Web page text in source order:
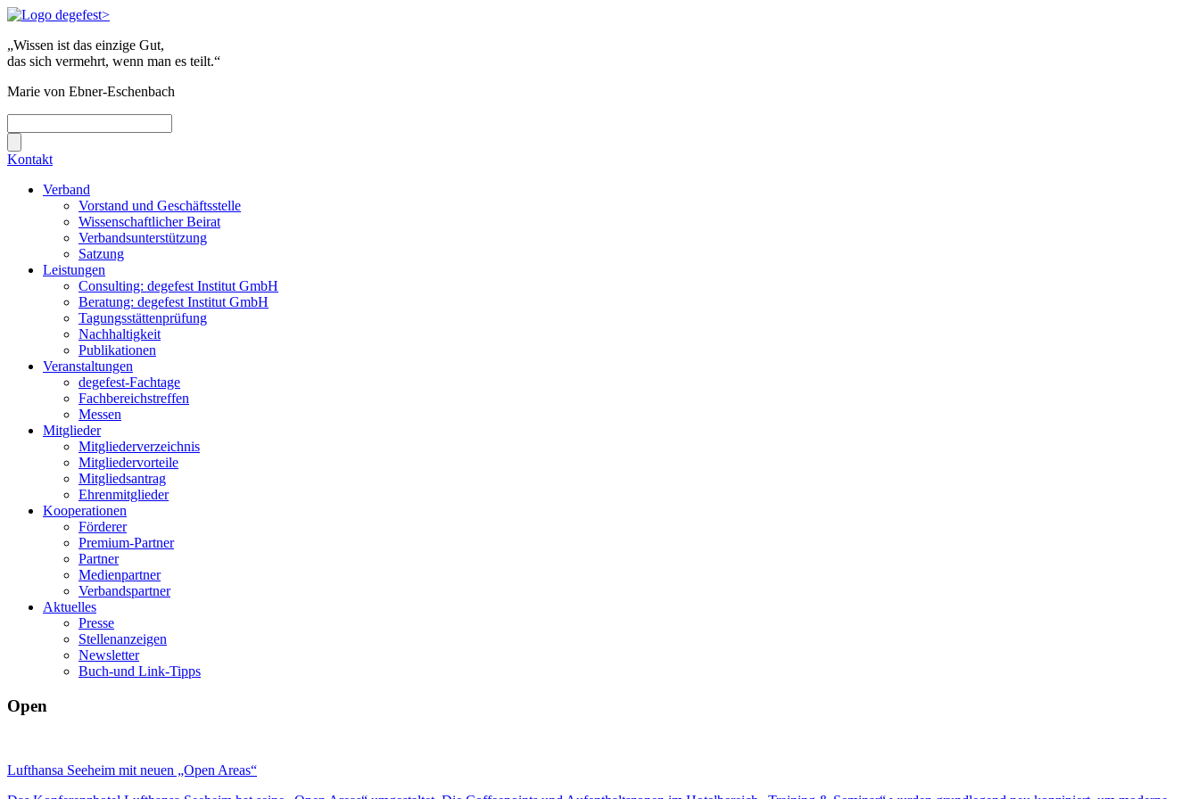
„Wissen ist das einzige Gut,
das sich vermehrt, wenn man es teilt.“
Marie von Ebner-Eschenbach
Kontakt
Verband
Vorstand und Geschäftsstelle
Wissenschaftlicher Beirat
Verbandsunterstützung
Satzung
Leistungen
Consulting: degefest Institut GmbH
Beratung: degefest Institut GmbH
Tagungsstättenprüfung
Nachhaltigkeit
Publikationen
Veranstaltungen
degefest-Fachtage
Fachbereichstreffen
Messen
Mitglieder
Mitgliederverzeichnis
Mitgliedervorteile
Mitgliedsantrag
Ehrenmitglieder
Kooperationen
Förderer
Premium-Partner
Partner
Medienpartner
Verbandspartner
Aktuelles
Presse
Stellenanzeigen
Newsletter
Buch-und Link-Tipps
Open
Lufthansa Seeheim mit neuen „Open Areas“